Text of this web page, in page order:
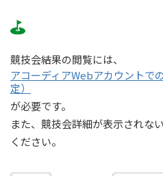
競技会結果の閲覧には、
アコーディアWebアカウントで
定）
が必要です。
また、競技会詳細が表示されな
ください。